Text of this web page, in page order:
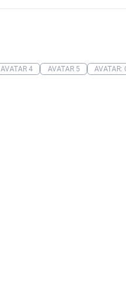
AVATAR 4 AVATAR 5 AVATAR: